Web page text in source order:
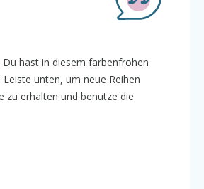
hast in diesem farbenfrohen
unten, um neue Reihen
zu erhalten und benutze die